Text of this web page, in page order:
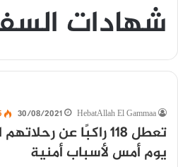
شهادات
HebatAllah El Gammaa
30/08/2021
تعطل 118 راكبًا عن
يوم أمس لأسباب أمنية